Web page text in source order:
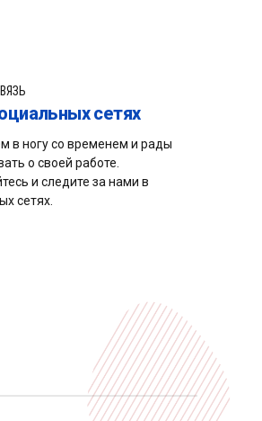
сетях
в ногу со временем и рады
о своей работе.
и следите за нами в
сетях.